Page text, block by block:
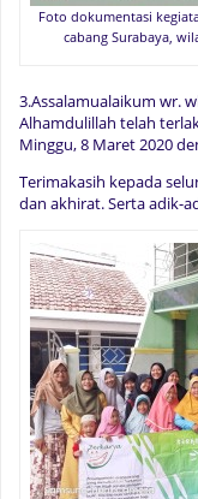
Foto dokumentasi
cabang Surabaya,
3.Assalamualaikum wr.
Alhamdulillah telah
Minggu, 8 Maret 2020
Terimakasih kepada
dan akhirat. Serta adik-